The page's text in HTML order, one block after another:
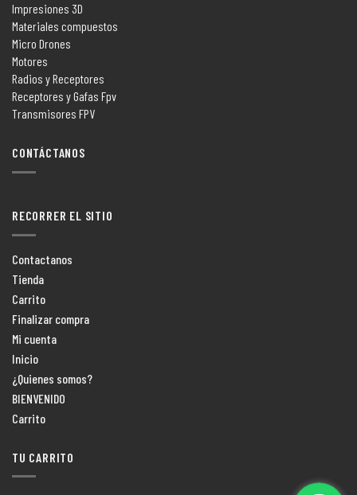
Impresiones 3D
Materiales compuestos
Micro Drones
Motores
Radios y Receptores
Receptores y Gafas Fpv
Transmisores FPV
CONTÁCTANOS
RECORRER EL SITIO
Contactanos
Tienda
Carrito
Finalizar compra
Mi cuenta
Inicio
¿Quienes somos?
BIENVENIDO
Carrito
TU CARRITO